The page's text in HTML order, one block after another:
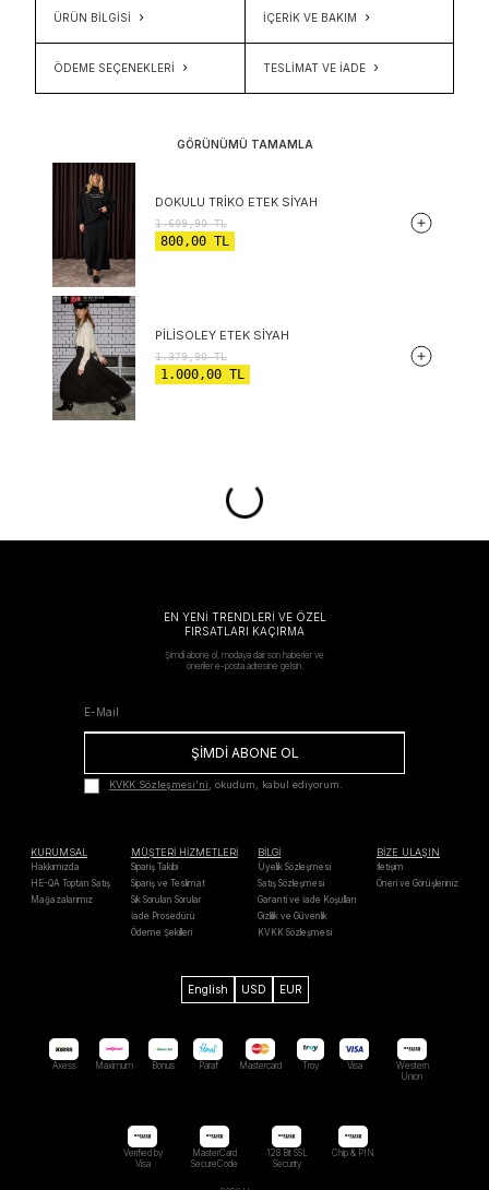
ÜRÜN BİLGİSİ İÇERIK VE BAKIM
ÖDEME SEÇENEKLERI TESLIMAT VE İADE
GÖRÜNÜMÜ TAMAMLA
DOKULU TRIKO ETEK SIYAH
1.609,90TL
800,00 TL
PILISOLEY ETEK SIYAH
1.379,90TL
1.000,00 TL
EN YENİ TRENDLERİ VE ÖZEL
FIRSATLARI KAÇIRMA
Şimdi abone ol, modaya dair son haberler ve
öneriler e-posta adresine gelsin.
ŞİMDİ ABONE OL
KVKK Sözleşmesi'ni, okudum, kabul ediyorum.
KURUMSAL
Hakkımızda
HE-QA Toptan Satış
Mağazalarımız
MÜŞTERİ HİZMETLERİ
Sipariş Takibi
Sipariş ve Teslimat
Sık Sorulan Sorular
İade Prosedürü
Ödeme Şekilleri
BİLGİ
Üyelik Sözleşmesi
Satış Sözleşmesi
Garanti ve İade Koşulları
Gizlilik ve Güvenlik
KVKK Sözleşmesi
BİZE ULAŞIN
İletişim
Öneri ve Görüşleriniz
English USD EUR
Axess Maximum Bonus Paraf Mastercard Troy Visa
Western
Unıon
Verified by
Visa
MasterCard
SecureCode
128 Bit SSL
Security
Chip & PIN